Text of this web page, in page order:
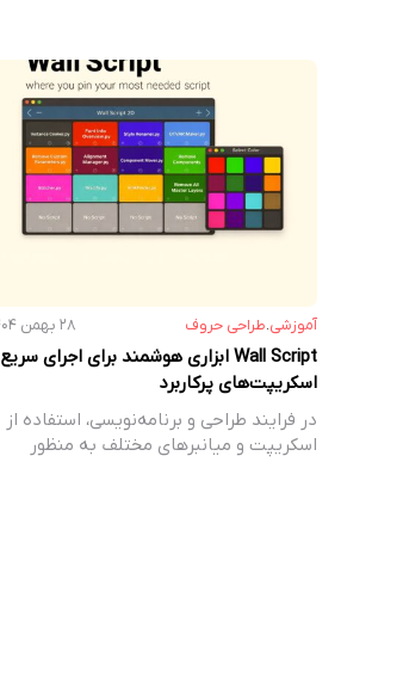
آموزشی.طراحی حروف ۲۸ بهمن ۱۴۰۴
Wall Script ابزاری هوشمند برای اجرای سریع
اسکریپت‌های پرکاربرد
در فرایند طراحی و برنامه‌نویسی، استفاده از
اسکریپت‌ و میانبرهای مختلف به منظور